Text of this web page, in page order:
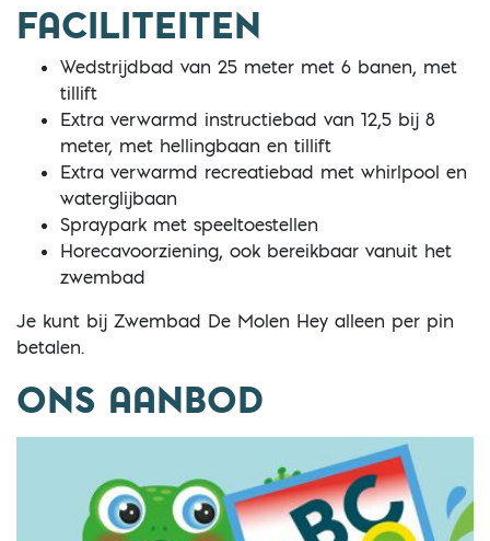
FACILITEITEN
Wedstrijdbad van 25 meter met 6 banen, met
tillift
Extra verwarmd instructiebad van 12,5 bij 8
meter, met hellingbaan en tillift
Extra verwarmd recreatiebad met whirlpool en
waterglijbaan
Spraypark met speeltoestellen
Horecavoorziening, ook bereikbaar vanuit het
zwembad
Je kunt bij Zwembad De Molen Hey alleen per pin
betalen.
ONS AANBOD